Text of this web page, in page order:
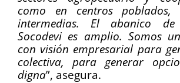
como en centros poblados,
intermedias. El abanico
Socodevi es amplio. Somos
con visión empresarial para
colectiva, para generar
digna”, asegura.